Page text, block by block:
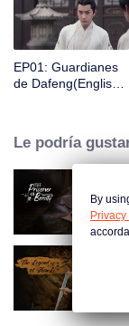
EP01: Guardianes
de Dafeng(English
Le podría
By